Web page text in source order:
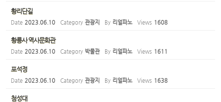
황리단길
Date 2023.06.10 Category 관광지 By 리얼파노 Views 1608
황룡사 역사문화관
Date 2023.06.10 Category 박물관 By 리얼파노 Views 1611
포석정
Date 2023.06.10 Category 관광지 By 리얼파노 Views 1638
첨성대